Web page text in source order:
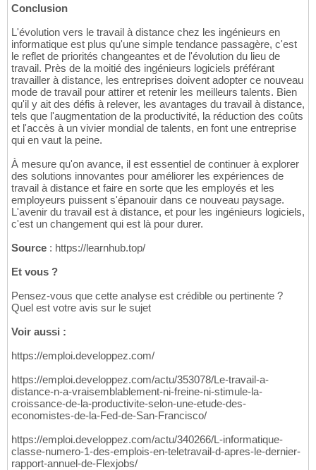
Conclusion
L'évolution vers le travail à distance chez les ingénieurs en
informatique est plus qu'une simple tendance passagère, c'est
le reflet de priorités changeantes et de l'évolution du lieu de
travail. Près de la moitié des ingénieurs logiciels préférant
travailler à distance, les entreprises doivent adopter ce nouveau
mode de travail pour attirer et retenir les meilleurs talents. Bien
qu'il y ait des défis à relever, les avantages du travail à distance,
tels que l'augmentation de la productivité, la réduction des coûts
et l'accès à un vivier mondial de talents, en font une entreprise
qui en vaut la peine.
À mesure qu'on avance, il est essentiel de continuer à explorer
des solutions innovantes pour améliorer les expériences de
travail à distance et faire en sorte que les employés et les
employeurs puissent s'épanouir dans ce nouveau paysage.
L'avenir du travail est à distance, et pour les ingénieurs logiciels,
c'est un changement qui est là pour durer.
Source : https://learnhub.top/
Et vous ?
Pensez-vous que cette analyse est crédible ou pertinente ?
Quel est votre avis sur le sujet
Voir aussi :
https://emploi.developpez.com/
https://emploi.developpez.com/actu/353078/Le-travail-a-
distance-n-a-vraisemblablement-ni-freine-ni-stimule-la-
croissance-de-la-productivite-selon-une-etude-des-
economistes-de-la-Fed-de-San-Francisco/
https://emploi.developpez.com/actu/340266/L-informatique-
classe-numero-1-des-emplois-en-teletravail-d-apres-le-dernier-
rapport-annuel-de-Flexjobs/